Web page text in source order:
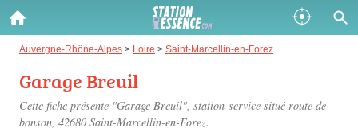
Auvergne-Rhône-Alpes > Loire > Saint-Marcellin-en-Forez
Garage Breuil
Cette fiche présente "Garage Breuil", station-service situé route de
bonson, 42680 Saint-Marcellin-en-Forez.
Gazole :
Disponible
SP 98 :